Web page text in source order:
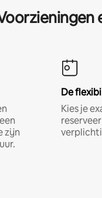
zijn
De
Kies je